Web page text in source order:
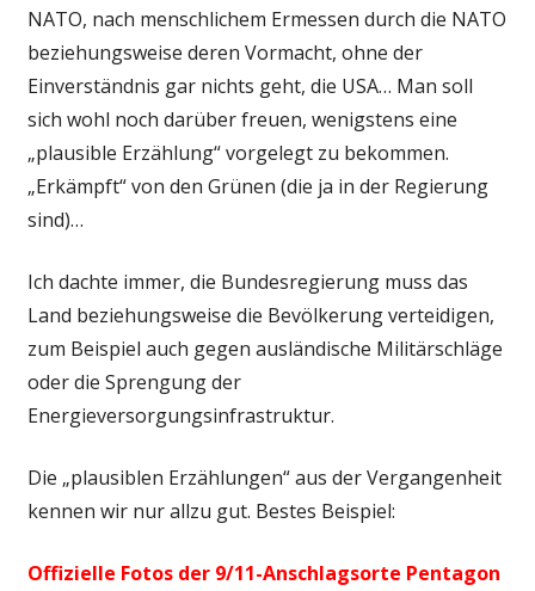
NATO, nach menschlichem Ermessen durch die NATO
beziehungsweise deren Vormacht, ohne der
Einverständnis gar nichts geht, die USA… Man soll
sich wohl noch darüber freuen, wenigstens eine
„plausible Erzählung“ vorgelegt zu bekommen.
„Erkämpft“ von den Grünen (die ja in der Regierung
sind)…
Ich dachte immer, die Bundesregierung muss das
Land beziehungsweise die Bevölkerung verteidigen,
zum Beispiel auch gegen ausländische Militärschläge
oder die Sprengung der
Energieversorgungsinfrastruktur.
Die „plausiblen Erzählungen“ aus der Vergangenheit
kennen wir nur allzu gut. Bestes Beispiel:
Offizielle Fotos der 9/11-Anschlagsorte Pentagon